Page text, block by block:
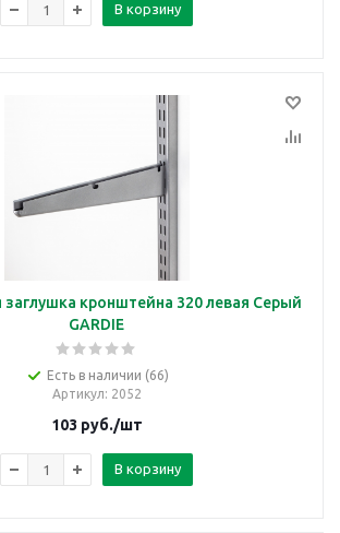
В корзину
кронштейна 320 левая Серый
GARDIE
Есть в наличии (66)
Артикул: 2052
103 руб./шт
В корзину